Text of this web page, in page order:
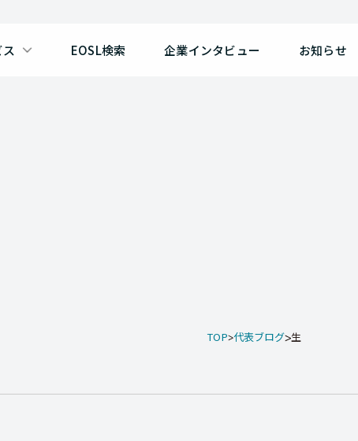
EOSL検索 企業インタビュー お知らせ
TOP 代表ブログ 生